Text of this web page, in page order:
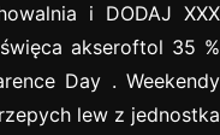
i DODAJ XXX
akseroftol 35 %
Day . Weekendy
lew z jednostka